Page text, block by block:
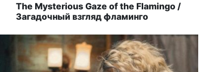
The Mysterious Gaze of the Flamingo /
Загадочный взгляд фламинго